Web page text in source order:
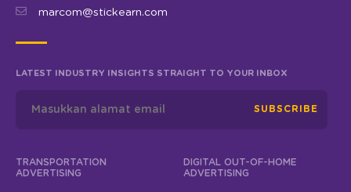
marcom@stickearn.com
LATEST INDUSTRY INSIGHTS STRAIGHT TO YOUR INBOX
SUBSCRIBE
TRANSPORTATION
ADVERTISING
DIGITAL OUT-OF-HOME
ADVERTISING